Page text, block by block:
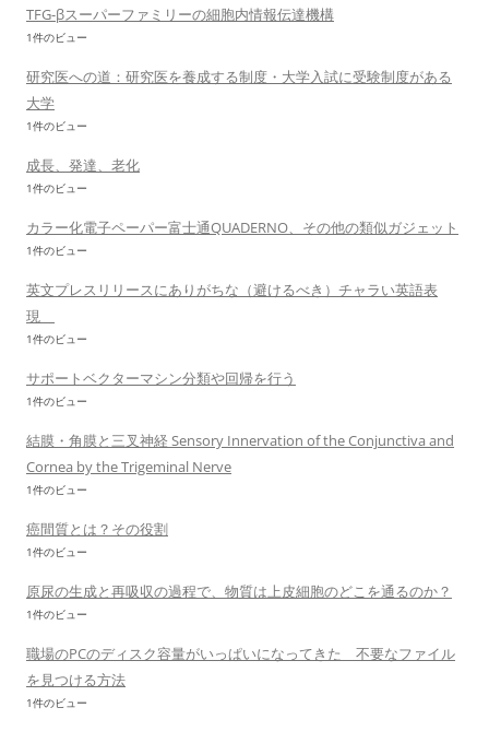
TFG-βスーパーファミリーの細胞内情報伝達機構
1件のビュー
研究医への道：研究医を養成する制度・大学入試に受験制度がある
大学
1件のビュー
成長、発達、老化
1件のビュー
カラー化電子ペーパー富士通QUADERNO、その他の類似ガジェット
1件のビュー
英文プレスリリースにありがちな（避けるべき）チャラい英語表
現
1件のビュー
サポートベクターマシン分類や回帰を行う
1件のビュー
結膜・角膜と三叉神経 Sensory Innervation of the Conjunctiva and
Cornea by the Trigeminal Nerve
1件のビュー
癌間質とは？その役割
1件のビュー
原尿の生成と再吸収の過程で、物質は上皮細胞のどこを通るのか？
1件のビュー
職場のPCのディスク容量がいっぱいになってきた 不要なファイル
を見つける方法
1件のビュー